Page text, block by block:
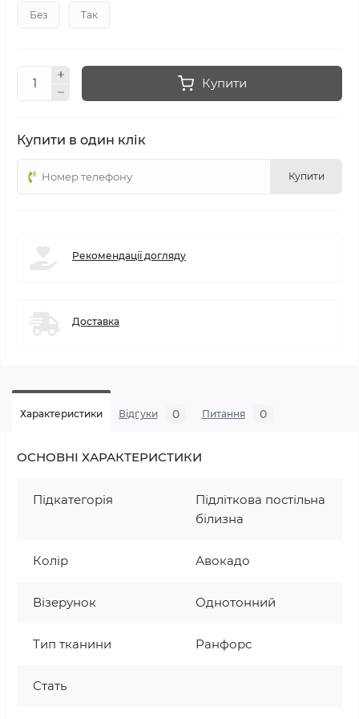
Без Так
Купити
Купити в один клік
Купити
Рекомендації догляду
Доставка
Характеристики Відгуки 0 Питання 0
ОСНОВНІ ХАРАКТЕРИСТИКИ
Підкатегорія
Підліткова постільна
білизна
Колір Авокадо
Візерунок Однотонний
Тип тканини Ранфорс
Стать